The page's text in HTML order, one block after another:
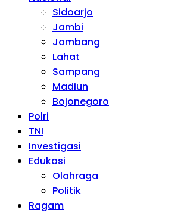
Sidoarjo
Jambi
Jombang
Lahat
Sampang
Madiun
Bojonegoro
Polri
TNI
Investigasi
Edukasi
Olahraga
Politik
Ragam